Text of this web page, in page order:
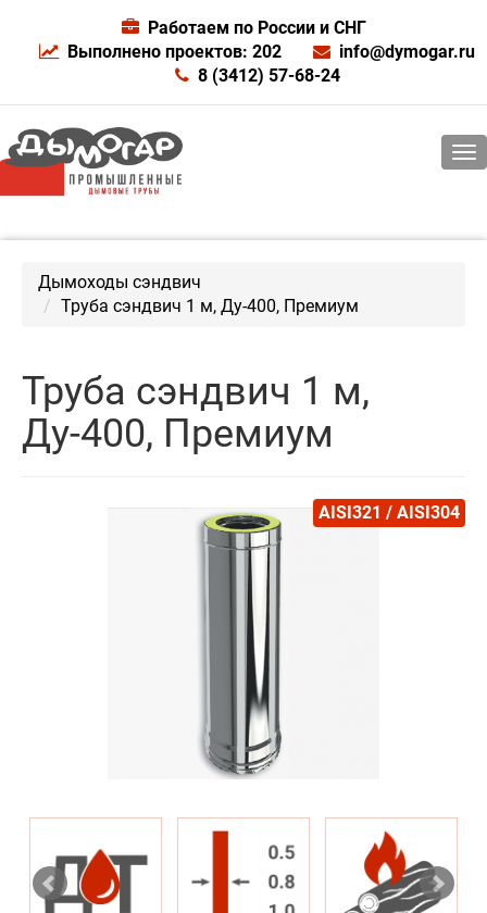
Работаем по России и СНГ
Выполнено проектов: 202
info@dymogar.ru
8 (3412) 57-68-24
Дымоходы сэндвич
Труба сэндвич 1 м, Ду-400, Премиум
Труба сэндвич 1 м,
Ду-400, Премиум
AISI321 / AISI304